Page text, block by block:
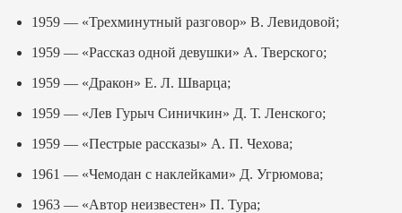
1959 — «Трехминутный разговор» В. Левидовой;
1959 — «Рассказ одной девушки» А. Тверского;
1959 — «Дракон» Е. Л. Шварца;
1959 — «Лев Гурыч Синичкин» Д. Т. Ленского;
1959 — «Пестрые рассказы» А. П. Чехова;
1961 — «Чемодан с наклейками» Д. Угрюмова;
1963 — «Автор неизвестен» П. Тура;